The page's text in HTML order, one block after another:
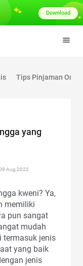
Tips Pinjaman
yang
Aug 2022
kweni? Ya,
memiliki
pun sangat
mudah
termasuk jenis
yang baik
jenis
Download